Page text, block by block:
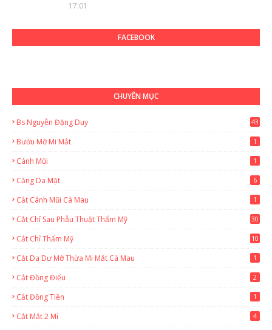
17:01
FACEBOOK
CHUYÊN MỤC
Bs Nguyễn Đặng Duy
43
Bướu Mỡ Mi Mắt 1
Cánh Mũi 1
Căng Da Mặt 6
Cắt Cánh Mũi Cà Mau 1
Cắt Chỉ Sau Phẫu Thuật Thẩm Mỹ 30
Cắt Chỉ Thẩm Mỹ 10
Cắt Da Dư Mỡ Thừa Mi Mắt Cà Mau 1
Cắt Đồng Điếu 2
Cắt Đồng Tiền 1
Cắt Mắt 2 Mí 4